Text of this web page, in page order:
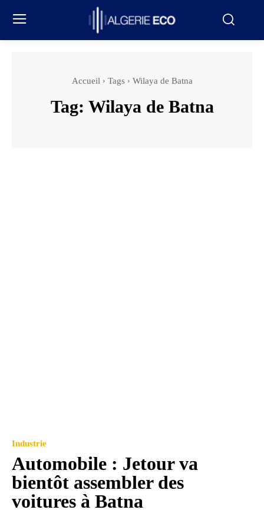
Accueil Tags Wilaya de Batna
Tag: Wilaya de Batna
Industrie
Automobile : Jetour va
bientôt assembler des
voitures à Batna